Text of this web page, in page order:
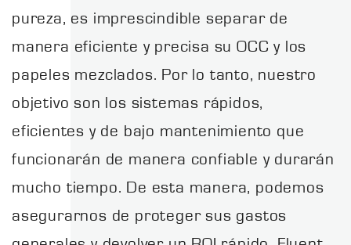
pureza, es imprescindible separar de
manera eficiente y precisa su OCC y los
papeles mezclados. Por lo tanto, nuestro
objetivo son los sistemas rápidos,
eficientes y de bajo mantenimiento que
funcionarán de manera confiable y durarán
mucho tiempo. De esta manera, podemos
asegurarnos de proteger sus gastos